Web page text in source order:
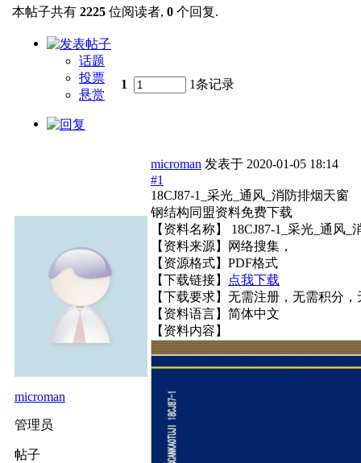
本帖子共有 2225 位阅读者, 0 个回复.
话题
投票
悬赏
1 1条记录
microman
管理员
帖子
microman 发表于 2020-01-05 18:14
#1
18CJ87-1_采光_通风_消防排烟天窗
钢结构同盟资料免费下载
【资料名称】 18CJ87-1_采光_通风_
【资料来源】网络搜集，
【资源格式】PDF格式
【下载链接】
点我下载
【下载要求】无需注册，无需积分
【资料语言】简体中文
【资料内容】